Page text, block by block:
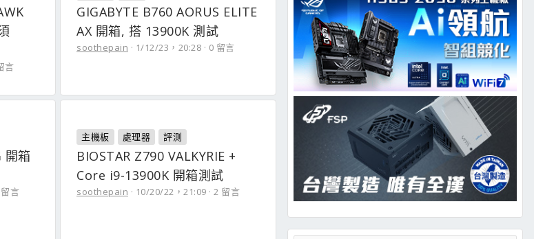
言
GIGABYTE B760 AORUS ELITE
AX 開箱, 搭 13900K 測試
soothepain 1/12/23，20:28 0 留言
開箱
言
主機板 處理器 評測
BIOSTAR Z790 VALKYRIE +
Core i9-13900K 開箱測試
soothepain 10/20/22，21:09 2 留言